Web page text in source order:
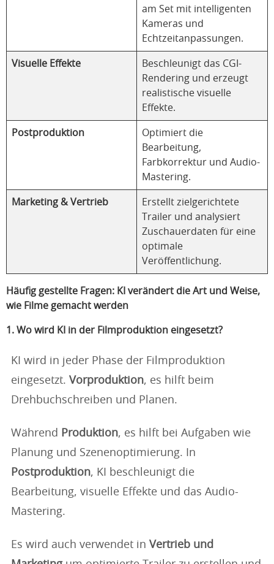
am Set mit intelligenten
Kameras und
Echtzeitanpassungen.
Visuelle Effekte
Beschleunigt das CGI-
Rendering und erzeugt
realistische visuelle
Effekte.
Postproduktion
Optimiert die
Bearbeitung,
Farbkorrektur und Audio-
Mastering.
Marketing & Vertrieb
Erstellt zielgerichtete
Trailer und analysiert
Zuschauerdaten für eine
optimale
Veröffentlichung.
Häufig gestellte Fragen: KI verändert die Art und Weise,
wie Filme gemacht werden
1. Wo wird KI in der Filmproduktion eingesetzt?
KI wird in jeder Phase der Filmproduktion
eingesetzt. Vorproduktion, es hilft beim
Drehbuchschreiben und Planen.
Während Produktion, es hilft bei Aufgaben wie
Planung und Szenenoptimierung. In
Postproduktion, KI beschleunigt die
Bearbeitung, visuelle Effekte und das Audio-
Mastering.
Es wird auch verwendet in Vertrieb und